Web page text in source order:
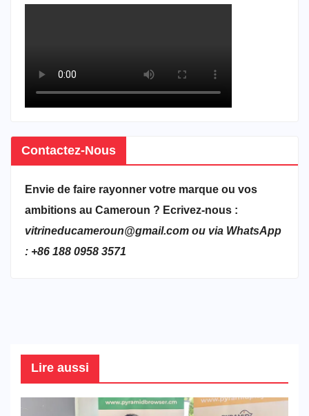
Contactez-Nous
Envie de faire rayonner votre marque ou vos
ambitions au Cameroun ? Ecrivez-nous :
vitrineducameroun@gmail.com ou via WhatsApp
: +86 188 0958 3571
Lire aussi